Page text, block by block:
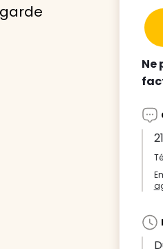
trouvez
qui vous
la garde de votre
parent, nos intervenants à
Trouver mon
Ne